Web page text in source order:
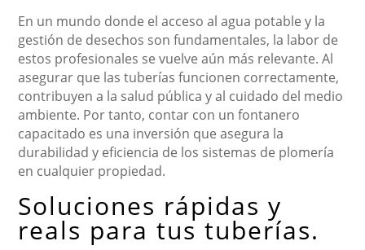
En un mundo donde el acceso al agua potable y la
gestión de desechos son fundamentales, la labor de
estos profesionales se vuelve aún más relevante. Al
asegurar que las tuberías funcionen correctamente,
contribuyen a la salud pública y al cuidado del medio
ambiente. Por tanto, contar con un fontanero
capacitado es una inversión que asegura la
durabilidad y eficiencia de los sistemas de plomería
en cualquier propiedad.
Soluciones rápidas y
reals para tus tuberías.